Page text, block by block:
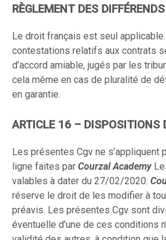
RÈGLEMENT DES DIFFÉRENDS
Le droit français est seul
contestations relatifs aux contrats
d’accord amiable, jugés par les
cela même en cas de pluralité de
en garantie.
ARTICLE 16 – DISPOSITIONS
Les présentes Cgv ne s’appliquent
ligne faites par Courzal Academy
valables à dater du 27/02/2020.
réserve le droit de les modifier à
préavis. Les présentes Cgv sont
éventuelle d’une de ces conditions